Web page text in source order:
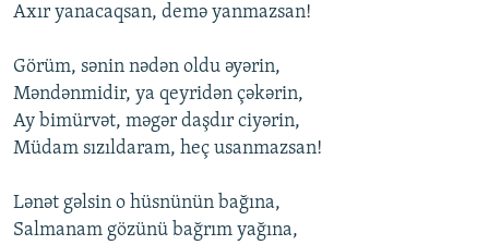
Axır yanacaqsan, dеmə yanmazsan!
Görüm, sənin nədən оldu əyərin,
Məndənmidir, ya qеyridən çəkərin,
Ay bimürvət, məgər daşdır ciyərin,
Müdam sızıldaram, hеç usanmazsan!
Lənət gəlsin о hüsnünün bağına,
Salmanam gözünü bağrım yağına,